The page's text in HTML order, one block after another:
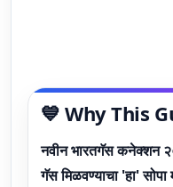
💙 Why This
नवीन भारतगॅस कनेक्शन
गॅस मिळवण्याचा 'हा' सोपा